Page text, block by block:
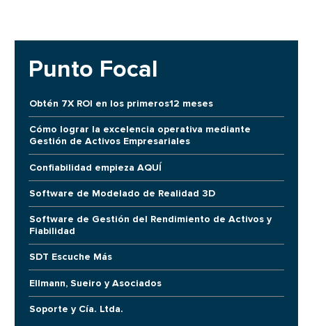
Punto Focal
Obtén 7X ROI en los primeros12 meses
Cómo lograr la excelencia operativa mediante
Gestión de Activos Empresariales
Confiabilidad empieza AQUÍ
Software de Modelado de Realidad 3D
Software de Gestión del Rendimiento de Activos y
Fiabilidad
SDT Escuche Más
Ellmann, Sueiro y Asociados
Soporte y Cía. Ltda.